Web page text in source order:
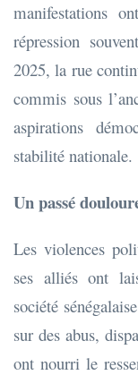
manifestations
répression
2025, la rue
commis sous
aspirations
stabilité nationale.
Un passé
Les violences
ses alliés ont
société
sur des abus,
ont nourri le